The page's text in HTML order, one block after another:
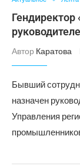
Гендиректор
Автор Каратова
Бывший
назначен
Управления